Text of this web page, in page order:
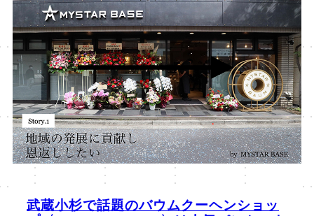
武蔵小杉で話題のバウムクーヘンショッ